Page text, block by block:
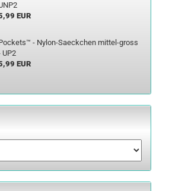
EUR
- Nylon-​Saeckchen mittel-​gross
UP2
EUR